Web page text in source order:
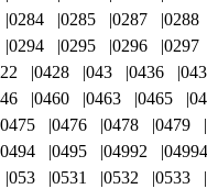
0284 0285 0287 0288
0294 0295 0296 0297
0428 043 0436
0460 0463 0465
0475 0476 0478 0479
0494 0495 04992 04994
053 0531 0532 0533